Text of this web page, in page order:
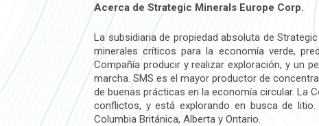
Acerca de Strategic Minerals Europe Corp.
La subsidiaria de propiedad absoluta de
minerales críticos para la economía verde,
Compañía producir y realizar exploración, y un
marcha. SMS es el mayor productor de
de buenas prácticas en la economía circular. La
conflictos, y está explorando en busca de
Columbia Británica, Alberta y Ontario.